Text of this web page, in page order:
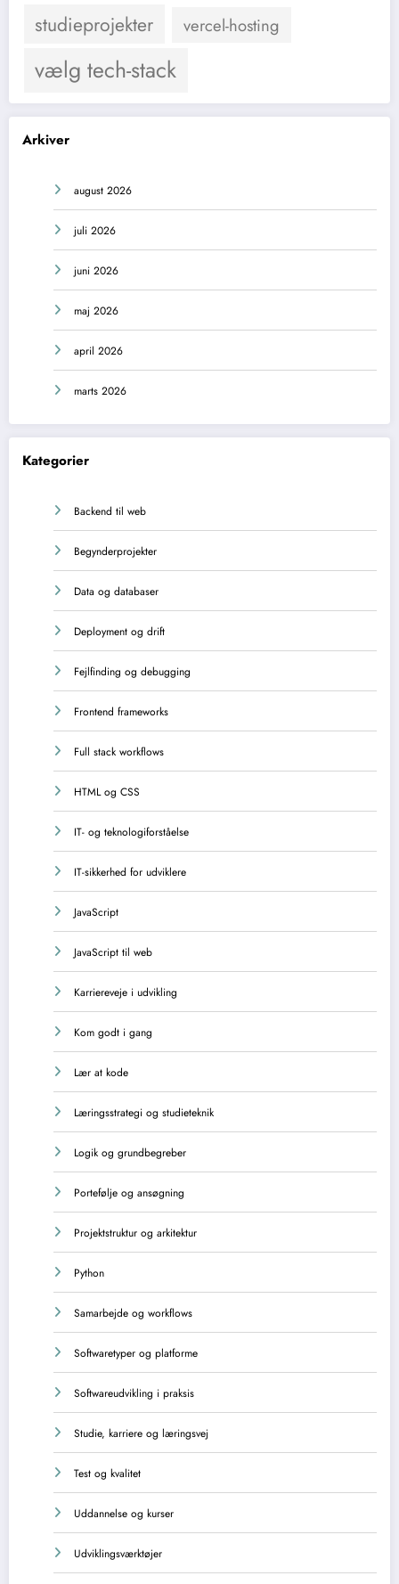
studieprojekter vercel-hosting
vælg tech-stack
Arkiver
august 2026
juli 2026
juni 2026
maj 2026
april 2026
marts 2026
Kategorier
Backend til web
Begynderprojekter
Data og databaser
Deployment og drift
Fejlfinding og debugging
Frontend frameworks
Full stack workflows
HTML og CSS
IT- og teknologiforståelse
IT-sikkerhed for udviklere
JavaScript
JavaScript til web
Karriereveje i udvikling
Kom godt i gang
Lær at kode
Læringsstrategi og studieteknik
Logik og grundbegreber
Portefølje og ansøgning
Projektstruktur og arkitektur
Python
Samarbejde og workflows
Softwaretyper og platforme
Softwareudvikling i praksis
Studie, karriere og læringsvej
Test og kvalitet
Uddannelse og kurser
Udviklingsværktøjer